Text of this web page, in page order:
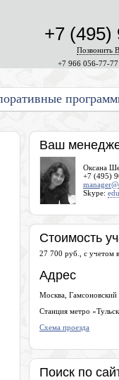
+7 966 056-77-
Позвонить
+7 (495)
Ваш
Оксана
+7 (495)
Skype:
Стоимость
27 700 руб., с учетом
Адрес
Москва, Гамсоновский
Станция метро
Схема проезда
Поиск по